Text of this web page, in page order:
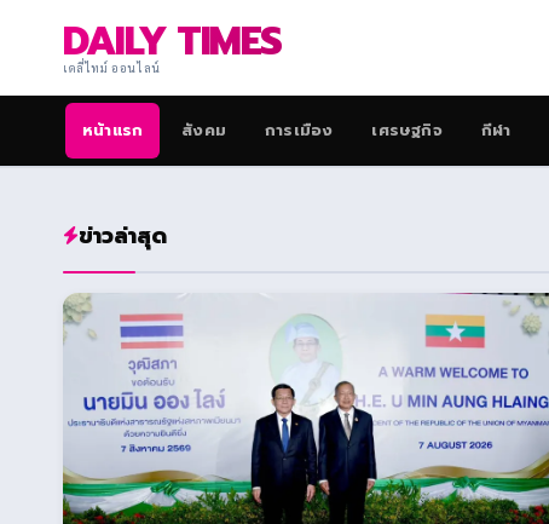
DAILY TIMES
เดลี่ไทม์ ออนไลน์
หน้าแรก สังคม การเมือง เศรษฐกิจ กีฬา
ข่าวล่าสุด